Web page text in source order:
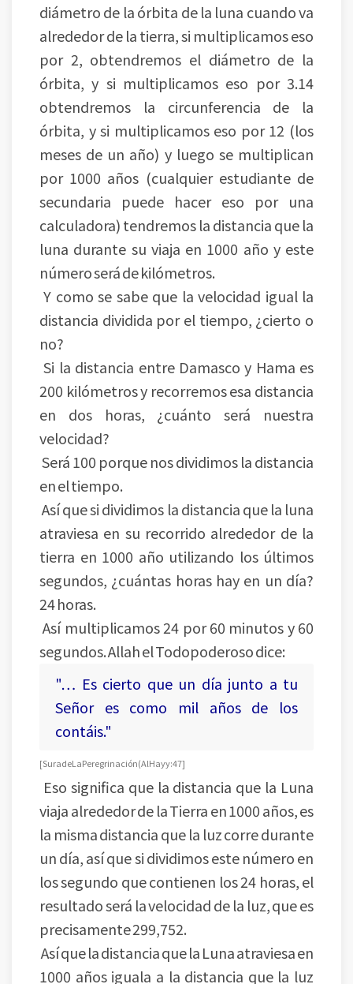
diámetro de la órbita de la luna cuando va
alrededor de la tierra, si multiplicamos eso
por 2, obtendremos el diámetro de la
órbita, y si multiplicamos eso por 3.14
obtendremos la circunferencia de la
órbita, y si multiplicamos eso por 12 (los
meses de un año) y luego se multiplican
por 1000 años (cualquier estudiante de
secundaria puede hacer eso por una
calculadora) tendremos la distancia que la
luna durante su viaja en 1000 año y este
número será de kilómetros.
Y como se sabe que la velocidad igual la
distancia dividida por el tiempo, ¿cierto o
no?
Si la distancia entre Damasco y Hama es
200 kilómetros y recorremos esa distancia
en dos horas, ¿cuánto será nuestra
velocidad?
Será 100 porque nos dividimos la distancia
en el tiempo.
Así que si dividimos la distancia que la luna
atraviesa en su recorrido alrededor de la
tierra en 1000 año utilizando los últimos
segundos, ¿cuántas horas hay en un día?
24 horas.
Así multiplicamos 24 por 60 minutos y 60
segundos. Allah el Todopoderoso dice:
"… Es cierto que un día junto a tu
Señor es como mil años de los
contáis."
[Sura de La Peregrinación (Al Hayy:47]
Eso significa que la distancia que la Luna
viaja alrededor de la Tierra en 1000 años, es
la misma distancia que la luz corre durante
un día, así que si dividimos este número en
los segundo que contienen los 24 horas, el
resultado será la velocidad de la luz, que es
precisamente 299,752.
Así que la distancia que la Luna atraviesa en
1000 años iguala a la distancia que la luz